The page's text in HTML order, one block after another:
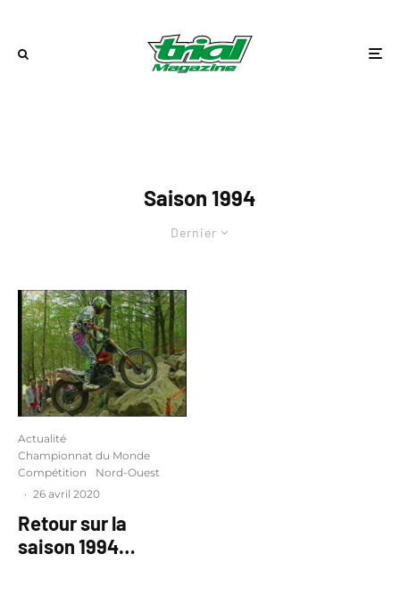
Saison 1994
Dernier
Actualité
Championnat du Monde
Compétition
Nord-Ouest
· 26 avril 2020
Retour sur la
saison 1994…